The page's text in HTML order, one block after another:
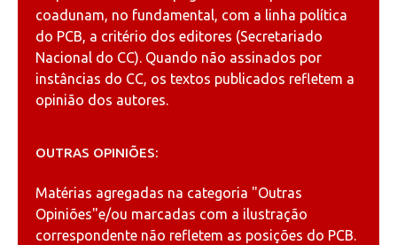
coadunam, no fundamental, com a linha política
do PCB, a critério dos editores (Secretariado
Nacional do CC). Quando não assinados por
instâncias do CC, os textos publicados refletem a
opinião dos autores.
OUTRAS OPINIÕES:
Matérias agregadas na categoria "Outras
Opiniões"e/ou marcadas com a ilustração
correspondente não refletem as posições do PCB.